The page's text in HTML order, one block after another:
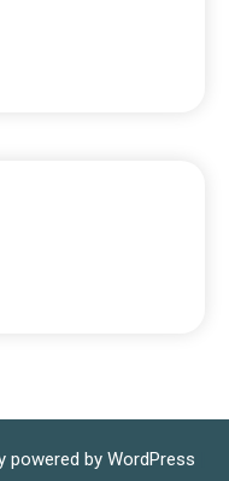
powered by WordPress